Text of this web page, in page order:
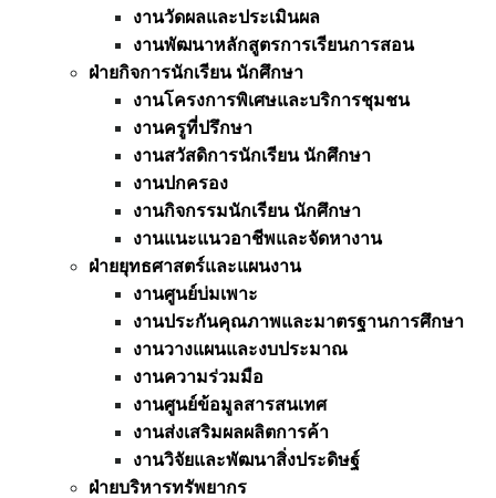
งานวัดผลและประเมินผล
งานพัฒนาหลักสูตรการเรียนการสอน
ฝ่ายกิจการนักเรียน นักศึกษา
งานโครงการพิเศษและบริการชุมชน
งานครูที่ปรึกษา
งานสวัสดิการนักเรียน นักศึกษา
งานปกครอง
งานกิจกรรมนักเรียน นักศึกษา
งานแนะแนวอาชีพและจัดหางาน
ฝ่ายยุทธศาสตร์และแผนงาน
งานศูนย์บ่มเพาะ
งานประกันคุณภาพและมาตรฐานการศึกษา
งานวางแผนและงบประมาณ
งานความร่วมมือ
งานศูนย์ข้อมูลสารสนเทศ
งานส่งเสริมผลผลิตการค้า
งานวิจัยและพัฒนาสิ่งประดิษฐ์
ฝ่ายบริหารทรัพยากร